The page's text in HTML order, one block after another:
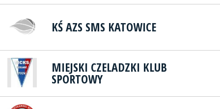
KŚ AZS SMS KATOWICE
MIEJSKI CZELADZKI KLUB
SPORTOWY